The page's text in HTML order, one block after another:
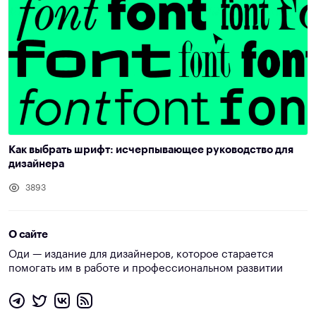
Как выбрать шрифт: исчерпывающее руководство для
дизайнера
3893
О сайте
Оди — издание для дизайнеров, которое старается
помогать им в работе и профессиональном развитии